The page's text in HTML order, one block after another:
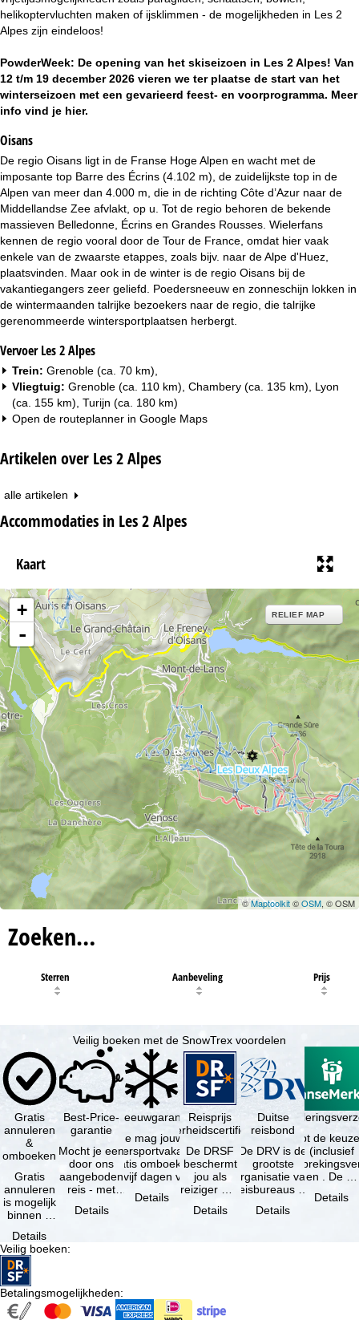
helikoptervluchten maken of ijsklimmen - de mogelijkheden in Les 2
Alpes zijn eindeloos!
PowderWeek: De opening van het skiseizoen in Les 2 Alpes! Van
12 t/m 19 december 2026 vieren we ter plaatse de start van het
winterseizoen met een gevarieerd feest- en voorprogramma. Meer
info vind je hier.
Oisans
De regio Oisans ligt in de Franse Hoge Alpen en wacht met de
imposante top Barre des Écrins (4.102 m), de zuidelijkste top in de
Alpen van meer dan 4.000 m, die in de richting Côte d’Azur naar de
Middellandse Zee afvlakt, op u. Tot de regio behoren de bekende
massieven Belledonne, Écrins en Grandes Rousses. Wielerfans
kennen de regio vooral door de Tour de France, omdat hier vaak
enkele van de zwaarste etappes, zoals bijv. naar de Alpe d'Huez,
plaatsvinden. Maar ook in de winter is de regio Oisans bij de
vakantiegangers zeer geliefd. Poedersneeuw en zonneschijn lokken in
de wintermaanden talrijke bezoekers naar de regio, die talrijke
gerenommeerde wintersportplaatsen herbergt.
Vervoer Les 2 Alpes
Trein: Grenoble (ca. 70 km),
Vliegtuig: Grenoble (ca. 110 km), Chambery (ca. 135 km), Lyon
(ca. 155 km), Turijn (ca. 180 km)
Open de routeplanner in Google Maps
Artikelen over Les 2 Alpes
alle artikelen
Accommodaties in Les 2 Alpes
Kaart
63
+
-
RELIEF MAP
©Maptoolkit©OSM, © OSM
Zoeken…
Sterren Aanbeveling Prijs
Veilig boeken met de SnowTrex voordelen
Gratis
annuleren
&
omboeken
Gratis
annuleren
is mogelijk
binnen 5
de
boeking,
als jouw
vakantie …
Details
Best-Price-
garantie
Mocht je een
door ons
aangeboden
reis - met
beschikbaarheid
Details
Sneeuwgarantie
Je mag jouw
wintersportvakantie
gratis omboeken
als vijf dagen voor
Details
Reisprijs
zekerheidscertificaat
De DRSF
beschermt
jou als
reiziger met
pakketreis
Details
Duitse
reisbond
De DRV is de
grootste
organisatie van
reisbureaus en
in Duitsland. …
Details
Je hebt de
(inclusief
en . De …
Details
Veilig boeken:
Betalingsmogelijkheden: